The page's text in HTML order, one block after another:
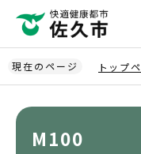
ペ
ー
ジ
現在のページ トップ
M100